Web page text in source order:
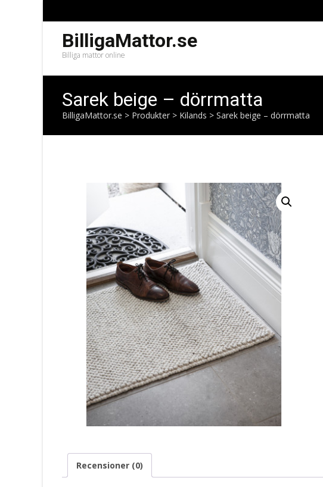
BilligaMattor.se
Billiga mattor online
Sarek beige – dörrmatta
BilligaMattor.se > Produkter > Kilands > Sarek beige – dörrmatta
Recensioner (0)